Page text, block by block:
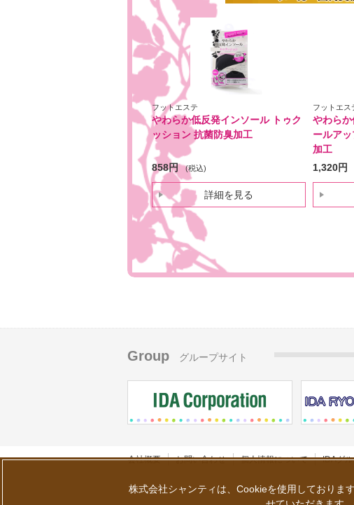
株式会社シャンティは、Cookieを使用しておりま
フットエステ
やわらか低反発インソール トゥク
ッション 抗菌防臭加工
858円 (税込)
詳細を見る
フットエス
やわら
ールア
加工
1,320円
Group グループサイト
会社概要 お問い合わせ 個人情報について IDAグ